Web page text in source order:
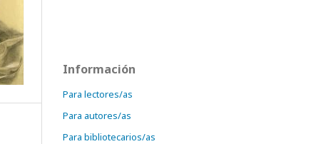
Información
Para lectores/as
Para autores/as
Para bibliotecarios/as